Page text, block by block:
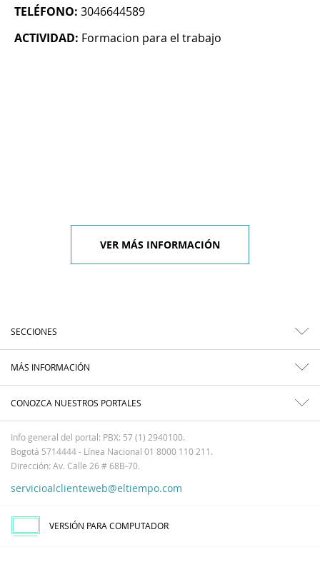
TELÉFONO: 3046644589
ACTIVIDAD: Formacion para el trabajo
VER MÁS INFORMACIÓN
SECCIONES
MÁS INFORMACIÓN
CONOZCA NUESTROS PORTALES
Info general del portal: PBX: 57 (1) 2940100.
Bogotá 5714444 - Línea Nacional 01 8000 110 211.
Dirección: Av. Calle 26 # 68B-70.
servicioalclienteweb@eltiempo.com
VERSIÓN PARA COMPUTADOR